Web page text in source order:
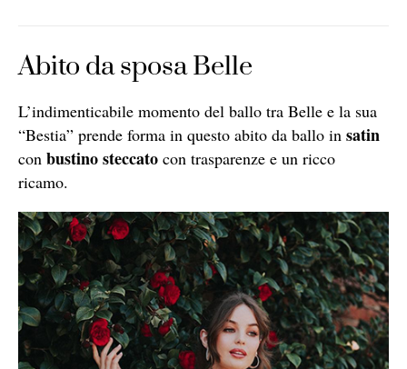
Abito da sposa Belle
L’indimenticabile momento del ballo tra Belle e la sua
“Bestia” prende forma in questo abito da ballo in satin
con bustino steccato con trasparenze e un ricco
ricamo.